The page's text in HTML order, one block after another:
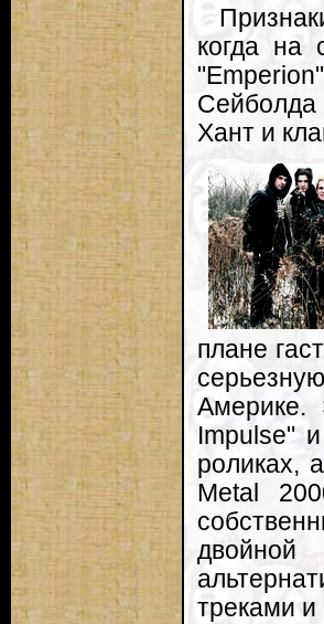
когда на
Сейболда
Хант и
плане
Америке.
Impulse"
роликах,
Metal
треками